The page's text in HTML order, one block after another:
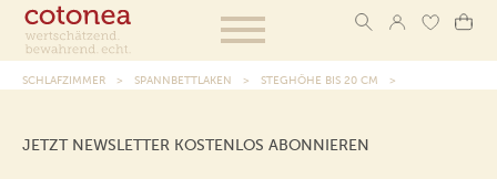
SCHLAFZIMMER SPANNBETTLAKEN STEGHÖHE BIS 20 CM
JETZT NEWSLETTER KOSTENLOS ABONNIEREN